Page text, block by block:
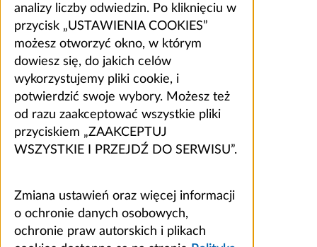
analizy liczby odwiedzin. Po kliknięciu w
przycisk „USTAWIENIA COOKIES”
możesz otworzyć okno, w którym
dowiesz się, do jakich celów
wykorzystujemy pliki cookie, i
potwierdzić swoje wybory. Możesz też
od razu zaakceptować wszystkie pliki
przyciskiem „ZAAKCEPTUJ
WSZYSTKIE I PRZEJDŹ DO SERWISU”.
Zmiana ustawień oraz więcej informacji
o ochronie danych osobowych,
ochronie praw autorskich i plikach